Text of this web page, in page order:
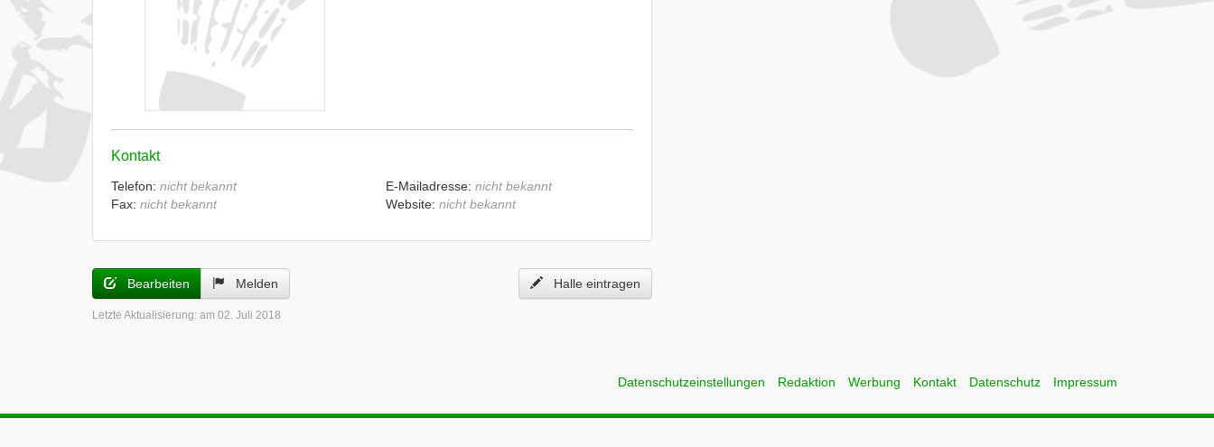
Kontakt
Telefon: nicht bekannt
Fax: nicht bekannt
E-Mailadresse: nicht bekannt
Website: nicht bekannt
Bearbeiten Melden Halle eintragen
Letzte Aktualisierung: am 02. Juli 2018
Datenschutzeinstellungen Redaktion Werbung Kontakt Datenschutz Impressum